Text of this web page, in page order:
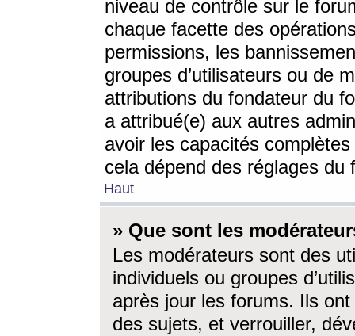
niveau de contrôle sur le
chaque facette des
permissions, les
groupes d’utilisateurs ou de
attributions du fondateur du
a attribué(e) aux autres
avoir les capacités
cela dépend des réglages du
Haut
» Que sont les
Les modérateurs sont des
individuels ou groupes
après jour les forums. Ils ont
des sujets, et verrouiller,